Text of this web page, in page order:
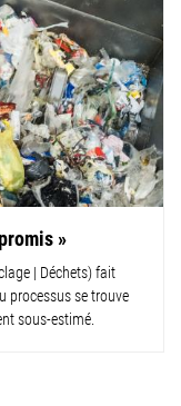
»
| Déchets) fait
processus se trouve
sous-estimé.